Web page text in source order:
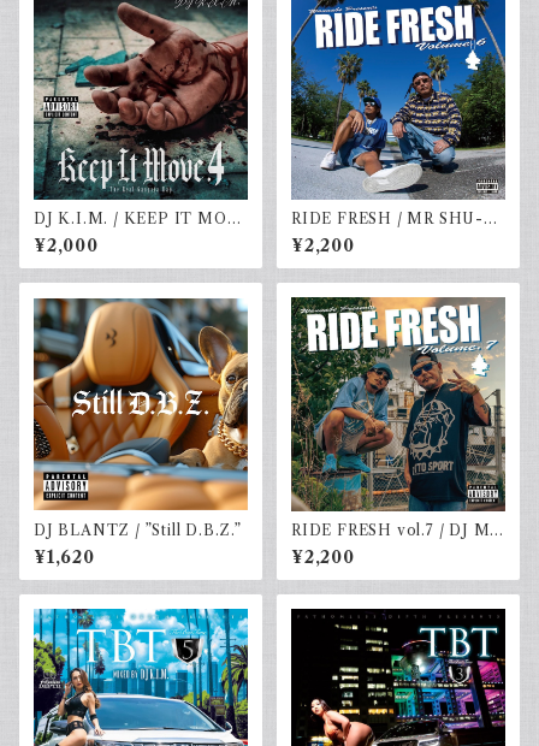
DJ K.I.M. / KEEP IT MOV
E vol.4
¥2,000
RIDE FRESH / MR SHU-G
& DJ☆GO
¥2,200
DJ BLANTZ / ”Still D.B.Z.”
¥1,620
RIDE FRESH vol.7 / DJ MR
SHU-G & DJ☆GO
¥2,200